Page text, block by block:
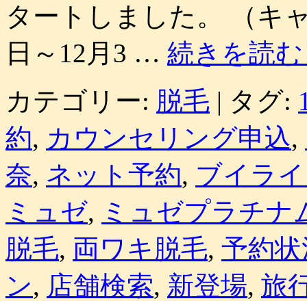
タートしました。 （キ
日～12月3 … 続きを読
カテゴリー: 脱毛 | タグ:
約, カウンセリング申込,
奈, ネット予約, ブイラ
ミュゼ, ミュゼプラチナ
脱毛, 両ワキ脱毛, 予約
ン, 店舗検索, 新登場, 旅